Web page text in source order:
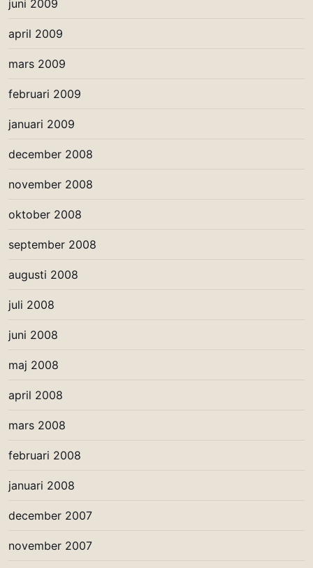
juni 2009
april 2009
mars 2009
februari 2009
januari 2009
december 2008
november 2008
oktober 2008
september 2008
augusti 2008
juli 2008
juni 2008
maj 2008
april 2008
mars 2008
februari 2008
januari 2008
december 2007
november 2007